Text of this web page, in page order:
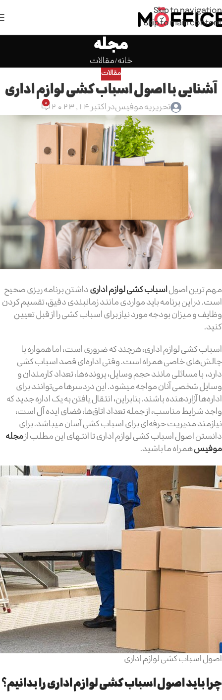
Skip to navigation
Skip to main content
مجله
خانه مقالات
مقالات
آشنایی با اصول اسباب کشی لوازم اداری
تحریریه موفیسدر اکتبر 14, 2023 0
مهم ترین اصولاسباب کشی لوازم اداریداشتن برنامه ریزی صحیح
است. در این برنامه باید مواردی مانند زمانبندی دقیق، تقسیم کردن
وظایف و میزان بودجه مورد نیاز برای اسباب کشی را از قبل تعیین
کنید.
اسباب کشی لوازم اداری، هرچند که ضروری است، اما همواره با
چالش‌های خاصی همراه است. وقتی اداره‌ای قصد اسباب کشی
دارد، با مسائلی مانند حجم وسایل، پرونده‌ها، تعداد کارمندان و
وسایل شخصی آنان مواجه میشود. این دردسرها می‌توانند برای
اداره‌ها آزاردهنده باشند. بنابراین، انتقال یافتن به یک اداره جدید که
واجد شرایط مناسب، از جمله تعداد اتاق‌ها، فضای ایده آل است،
نیازمند مدیریت حرفه‌ای برای اسباب کشی آسان میباشد. برای
دانستن اصول اسباب کشی لوازم اداری تا انتهای این مطلب ازمجله
موفیسهمراه ما باشید.
اصول اسباب کشی لوازم اداری
چرا باید اصول اسباب کشی لوازم اداری را بدانیم؟